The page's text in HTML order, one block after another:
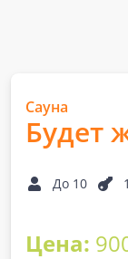
Сауна
Будет
До 10 1
Цена: